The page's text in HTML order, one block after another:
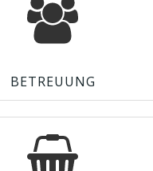
BETREUUNG